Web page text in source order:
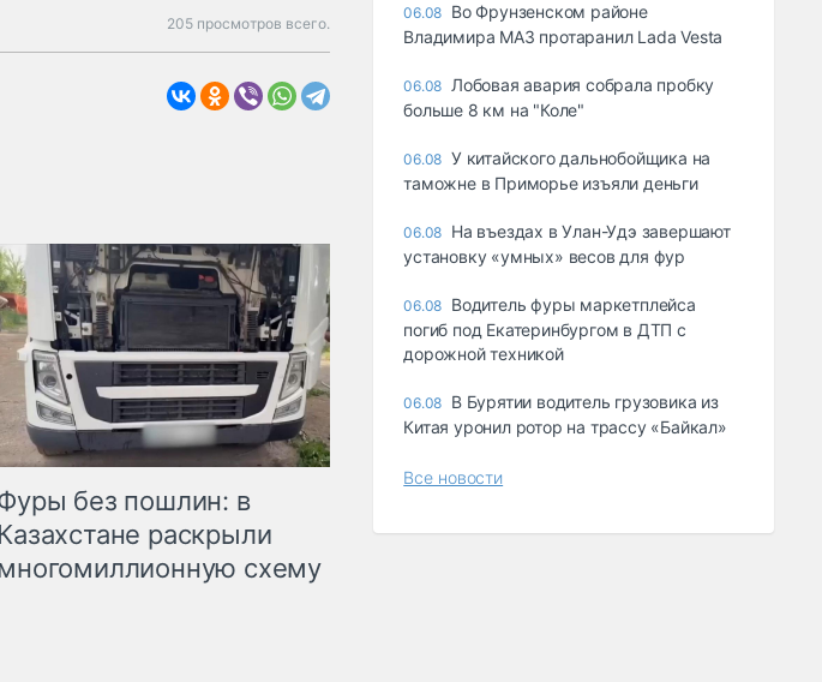
205 просмотров всего.
без пошлин: в
Казахстане раскрыли
схему
06.08 Во Фрунзенском районе
Владимира МАЗ протаранил Lada Vesta
06.08 Лобовая авария собрала пробку
больше 8 км на "Коле"
06.08 У китайского дальнобойщика на
таможне в Приморье изъяли деньги
06.08 Ha въeздax в Улaн-Удэ зaвepшaют
ycтaнoвкy «yмныx» вecoв для фyp
06.08 Водитель фуры маркетплейса
погиб под Екатеринбургом в ДТП с
дорожной техникой
06.08 В Бурятии водитель грузовика из
Китая уронил ротор на трассу «Байкал»
Все новости